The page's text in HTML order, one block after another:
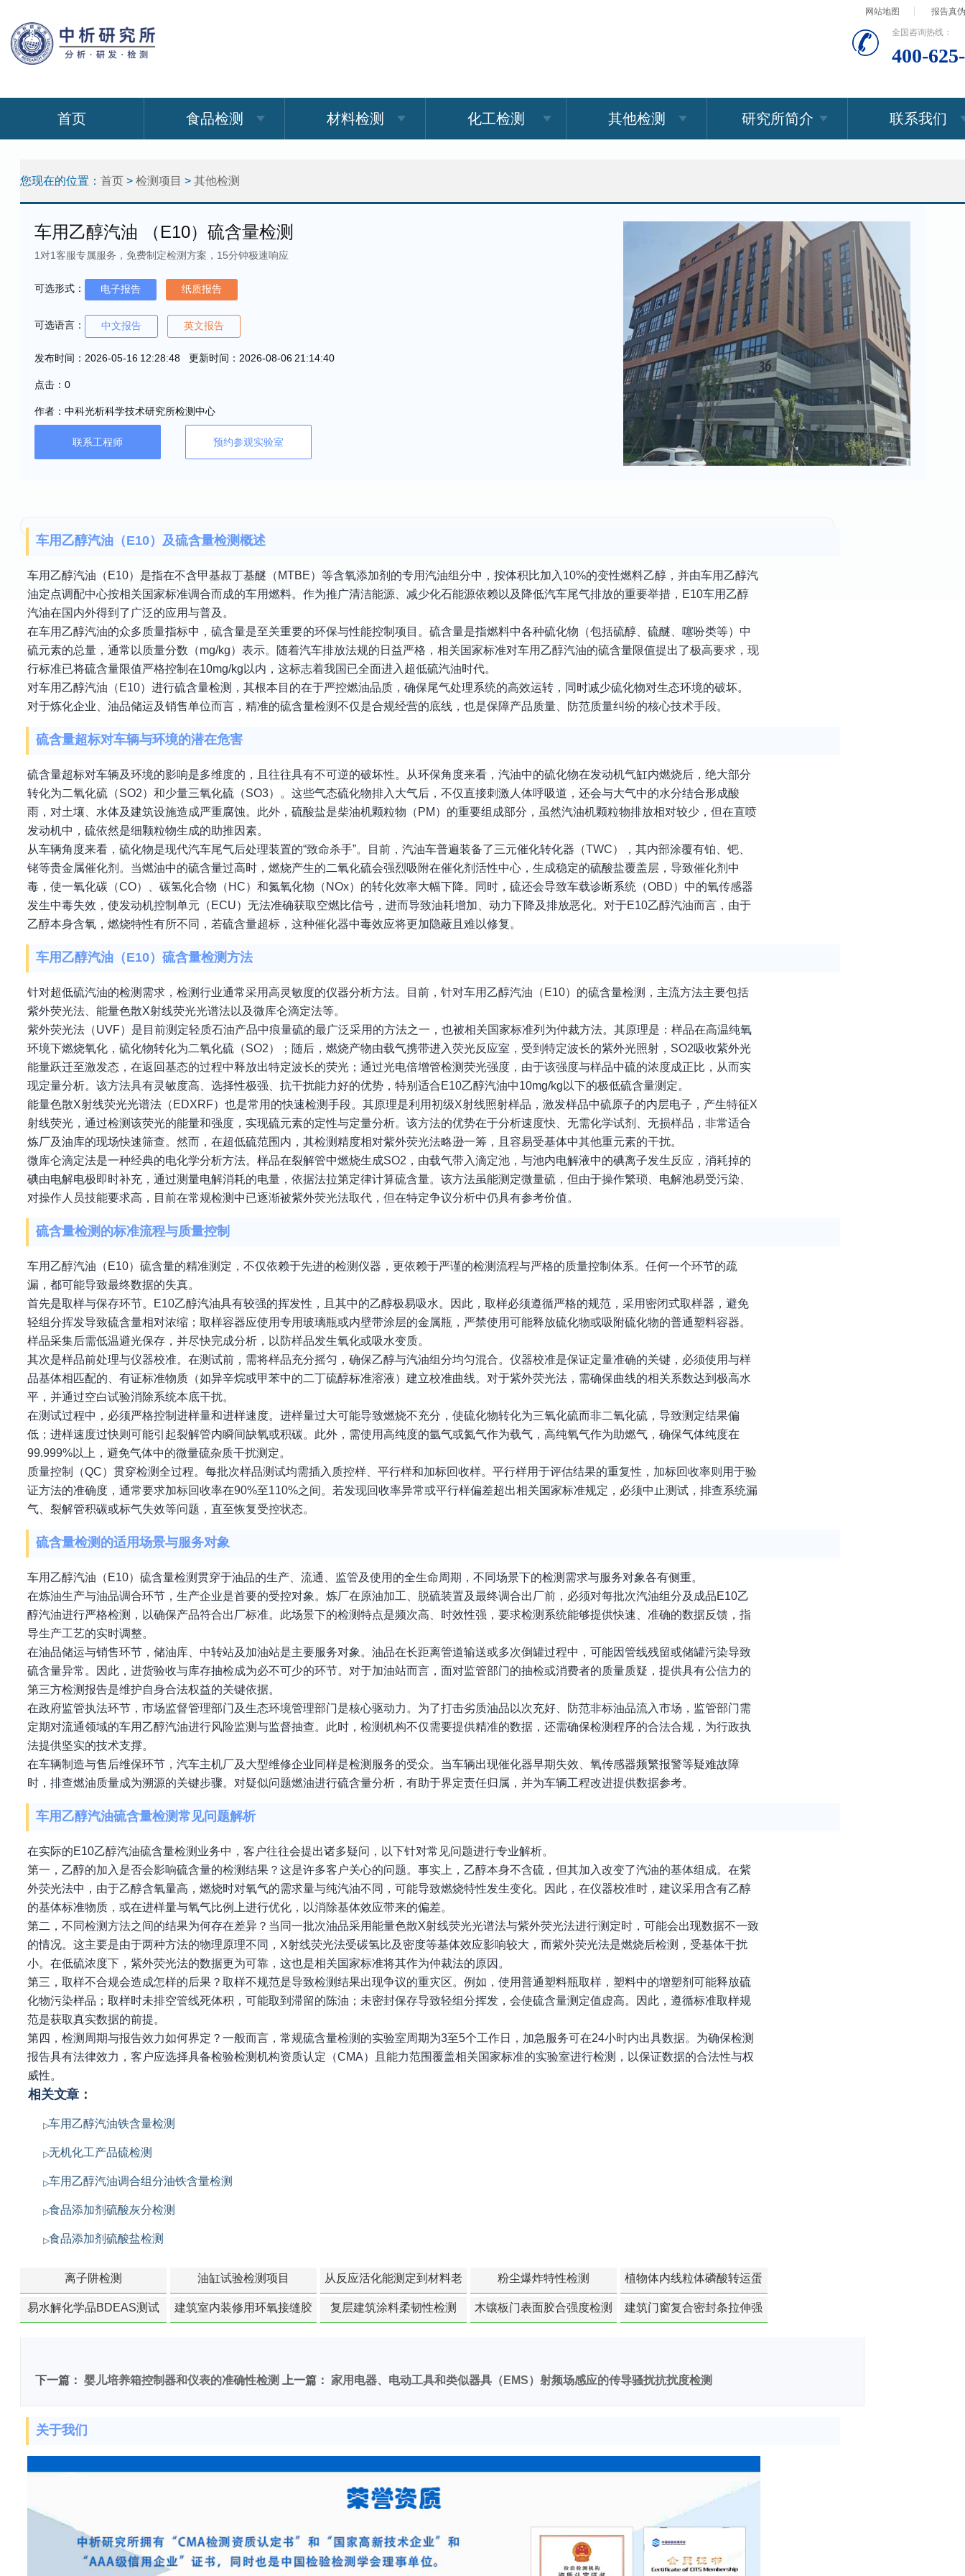
网站地图 报告真
全国咨询热线：
400-
首页 食品检测 材料检测 化工检测 其他检测 研究所简介 联系我们
您现在的位置： 首页 > 检测项目 > 其他检测
车用乙醇汽油 （E10）硫含量检测
1对1客服专属服务，免费制定检测方案，15分钟极速响应
可选形式： 电子报告 纸质报告
可选语言： 中文报告 英文报告
发布时间：2026-05-16 12:28:48 更新时间：2026-08-06 21:14:40
点击：0
作者：中科光析科学技术研究所检测中心
联系工程师 预约参观实验室
车用乙醇汽油（E10）及硫含量检测概述
车用乙醇汽油（E10）是指在不含甲基叔丁基醚（MTBE）等含氧添加剂的专用汽油组分中，按体积比加入10%的变性燃料乙醇，并由车用乙醇汽
油定点调配中心按相关国家标准调合而成的车用燃料。作为推广清洁能源、减少化石能源依赖以及降低汽车尾气排放的重要举措，E10车用乙醇
汽油在国内外得到了广泛的应用与普及。
在车用乙醇汽油的众多质量指标中，硫含量是至关重要的环保与性能控制项目。硫含量是指燃料中各种硫化物（包括硫醇、硫醚、噻吩类等）中
硫元素的总量，通常以质量分数（mg/kg）表示。随着汽车排放法规的日益严格，相关国家标准对车用乙醇汽油的硫含量限值提出了极高要求，现
行标准已将硫含量限值严格控制在10mg/kg以内，这标志着我国已全面进入超低硫汽油时代。
对车用乙醇汽油（E10）进行硫含量检测，其根本目的在于严控燃油品质，确保尾气处理系统的高效运转，同时减少硫化物对生态环境的破坏。
对于炼化企业、油品储运及销售单位而言，精准的硫含量检测不仅是合规经营的底线，也是保障产品质量、防范质量纠纷的核心技术手段。
硫含量超标对车辆与环境的潜在危害
硫含量超标对车辆及环境的影响是多维度的，且往往具有不可逆的破坏性。从环保角度来看，汽油中的硫化物在发动机气缸内燃烧后，绝大部分
转化为二氧化硫（SO2）和少量三氧化硫（SO3）。这些气态硫化物排入大气后，不仅直接刺激人体呼吸道，还会与大气中的水分结合形成酸
雨，对土壤、水体及建筑设施造成严重腐蚀。此外，硫酸盐是柴油机颗粒物（PM）的重要组成部分，虽然汽油机颗粒物排放相对较少，但在直喷
发动机中，硫依然是细颗粒物生成的助推因素。
从车辆角度来看，硫化物是现代汽车尾气后处理装置的“致命杀手”。目前，汽油车普遍装备了三元催化转化器（TWC），其内部涂覆有铂、钯、
铑等贵金属催化剂。当燃油中的硫含量过高时，燃烧产生的二氧化硫会强烈吸附在催化剂活性中心，生成稳定的硫酸盐覆盖层，导致催化剂中
毒，使一氧化碳（CO）、碳氢化合物（HC）和氮氧化物（NOx）的转化效率大幅下降。同时，硫还会导致车载诊断系统（OBD）中的氧传感器
发生中毒失效，使发动机控制单元（ECU）无法准确获取空燃比信号，进而导致油耗增加、动力下降及排放恶化。对于E10乙醇汽油而言，由于
乙醇本身含氧，燃烧特性有所不同，若硫含量超标，这种催化器中毒效应将更加隐蔽且难以修复。
车用乙醇汽油（E10）硫含量检测方法
针对超低硫汽油的检测需求，检测行业通常采用高灵敏度的仪器分析方法。目前，针对车用乙醇汽油（E10）的硫含量检测，主流方法主要包括
紫外荧光法、能量色散X射线荧光光谱法以及微库仑滴定法等。
紫外荧光法（UVF）是目前测定轻质石油产品中痕量硫的最广泛采用的方法之一，也被相关国家标准列为仲裁方法。其原理是：样品在高温纯氧
环境下燃烧氧化，硫化物转化为二氧化硫（SO2）；随后，燃烧产物由载气携带进入荧光反应室，受到特定波长的紫外光照射，SO2吸收紫外光
能量跃迁至激发态，在返回基态的过程中释放出特定波长的荧光；通过光电倍增管检测荧光强度，由于该强度与样品中硫的浓度成正比，从而实
现定量分析。该方法具有灵敏度高、选择性极强、抗干扰能力好的优势，特别适合E10乙醇汽油中10mg/kg以下的极低硫含量测定。
能量色散X射线荧光光谱法（EDXRF）也是常用的快速检测手段。其原理是利用初级X射线照射样品，激发样品中硫原子的内层电子，产生特征X
射线荧光，通过检测该荧光的能量和强度，实现硫元素的定性与定量分析。该方法的优势在于分析速度快、无需化学试剂、无损样品，非常适合
炼厂及油库的现场快速筛查。然而，在超低硫范围内，其检测精度相对紫外荧光法略逊一筹，且容易受基体中其他重元素的干扰。
微库仑滴定法是一种经典的电化学分析方法。样品在裂解管中燃烧生成SO2，由载气带入滴定池，与池内电解液中的碘离子发生反应，消耗掉的
碘由电解电极即时补充，通过测量电解消耗的电量，依据法拉第定律计算硫含量。该方法虽能测定微量硫，但由于操作繁琐、电解池易受污染、
对操作人员技能要求高，目前在常规检测中已逐渐被紫外荧光法取代，但在特定争议分析中仍具有参考价值。
硫含量检测的标准流程与质量控制
车用乙醇汽油（E10）硫含量的精准测定，不仅依赖于先进的检测仪器，更依赖于严谨的检测流程与严格的质量控制体系。任何一个环节的疏
漏，都可能导致最终数据的失真。
首先是取样与保存环节。E10乙醇汽油具有较强的挥发性，且其中的乙醇极易吸水。因此，取样必须遵循严格的规范，采用密闭式取样器，避免
轻组分挥发导致硫含量相对浓缩；取样容器应使用专用玻璃瓶或内壁带涂层的金属瓶，严禁使用可能释放硫化物或吸附硫化物的普通塑料容器。
样品采集后需低温避光保存，并尽快完成分析，以防样品发生氧化或吸水变质。
其次是样品前处理与仪器校准。在测试前，需将样品充分摇匀，确保乙醇与汽油组分均匀混合。仪器校准是保证定量准确的关键，必须使用与样
品基体相匹配的、有证标准物质（如异辛烷或甲苯中的二丁硫醇标准溶液）建立校准曲线。对于紫外荧光法，需确保曲线的相关系数达到极高水
平，并通过空白试验消除系统本底干扰。
在测试过程中，必须严格控制进样量和进样速度。进样量过大可能导致燃烧不充分，使硫化物转化为三氧化硫而非二氧化硫，导致测定结果偏
低；进样速度过快则可能引起裂解管内瞬间缺氧或积碳。此外，需使用高纯度的氩气或氦气作为载气，高纯氧气作为助燃气，确保气体纯度在
99.999%以上，避免气体中的微量硫杂质干扰测定。
质量控制（QC）贯穿检测全过程。每批次样品测试均需插入质控样、平行样和加标回收样。平行样用于评估结果的重复性，加标回收率则用于验
证方法的准确度，通常要求加标回收率在90%至110%之间。若发现回收率异常或平行样偏差超出相关国家标准规定，必须中止测试，排查系统漏
气、裂解管积碳或标气失效等问题，直至恢复受控状态。
硫含量检测的适用场景与服务对象
车用乙醇汽油（E10）硫含量检测贯穿于油品的生产、流通、监管及使用的全生命周期，不同场景下的检测需求与服务对象各有侧重。
在炼油生产与油品调合环节，生产企业是首要的受控对象。炼厂在原油加工、脱硫装置及最终调合出厂前，必须对每批次汽油组分及成品E10乙
醇汽油进行严格检测，以确保产品符合出厂标准。此场景下的检测特点是频次高、时效性强，要求检测系统能够提供快速、准确的数据反馈，指
导生产工艺的实时调整。
在油品储运与销售环节，储油库、中转站及加油站是主要服务对象。油品在长距离管道输送或多次倒罐过程中，可能因管线残留或储罐污染导致
硫含量异常。因此，进货验收与库存抽检成为必不可少的环节。对于加油站而言，面对监管部门的抽检或消费者的质量质疑，提供具有公信力的
第三方检测报告是维护自身合法权益的关键依据。
在政府监管执法环节，市场监督管理部门及生态环境管理部门是核心驱动力。为了打击劣质油品以次充好、防范非标油品流入市场，监管部门需
定期对流通领域的车用乙醇汽油进行风险监测与监督抽查。此时，检测机构不仅需要提供精准的数据，还需确保检测程序的合法合规，为行政执
法提供坚实的技术支撑。
在车辆制造与售后维保环节，汽车主机厂及大型维修企业同样是检测服务的受众。当车辆出现催化器早期失效、氧传感器频繁报警等疑难故障
时，排查燃油质量成为溯源的关键步骤。对疑似问题燃油进行硫含量分析，有助于界定责任归属，并为车辆工程改进提供数据参考。
车用乙醇汽油硫含量检测常见问题解析
在实际的E10乙醇汽油硫含量检测业务中，客户往往会提出诸多疑问，以下针对常见问题进行专业解析。
第一，乙醇的加入是否会影响硫含量的检测结果？这是许多客户关心的问题。事实上，乙醇本身不含硫，但其加入改变了汽油的基体组成。在紫
外荧光法中，由于乙醇含氧量高，燃烧时对氧气的需求量与纯汽油不同，可能导致燃烧特性发生变化。因此，在仪器校准时，建议采用含有乙醇
的基体标准物质，或在进样量与氧气比例上进行优化，以消除基体效应带来的偏差。
第二，不同检测方法之间的结果为何存在差异？当同一批次油品采用能量色散X射线荧光光谱法与紫外荧光法进行测定时，可能会出现数据不一致
的情况。这主要是由于两种方法的物理原理不同，X射线荧光法受碳氢比及密度等基体效应影响较大，而紫外荧光法是燃烧后检测，受基体干扰
小。在低硫浓度下，紫外荧光法的数据更为可靠，这也是相关国家标准将其作为仲裁法的原因。
第三，取样不合规会造成怎样的后果？取样不规范是导致检测结果出现争议的重灾区。例如，使用普通塑料瓶取样，塑料中的增塑剂可能释放硫
化物污染样品；取样时未排空管线死体积，可能取到滞留的陈油；未密封保存导致轻组分挥发，会使硫含量测定值虚高。因此，遵循标准取样规
范是获取真实数据的前提。
第四，检测周期与报告效力如何界定？一般而言，常规硫含量检测的实验室周期为3至5个工作日，加急服务可在24小时内出具数据。为确保检测
报告具有法律效力，客户应选择具备检验检测机构资质认定（CMA）且能力范围覆盖相关国家标准的实验室进行检测，以保证数据的合法性与权
威性。
相关文章：
车用乙醇汽油铁含量检测
无机化工产品硫检测
车用乙醇汽油调合组分油铁含量检测
食品添加剂硫酸灰分检测
食品添加剂硫酸盐检测
离子阱检测 油缸试验检测项目
从反应活化能测定到材料老
化寿命预测的经典模型
粉尘爆炸特性检测
植物体内线粒体磷酸转运蛋
白活性检测
易水解化学品BDEAS测试
建筑室内装修用环氧接缝胶
复层建筑涂料柔韧性检测 木镶板门表面胶合强度检测
建筑门窗复合密封条拉伸强
下一篇： 婴儿培养箱控制器和仪表的准确性检测 上一篇： 家用电器、电动工具和类似器具（EMS）射频场感应的传导骚扰抗扰度检测
关于我们